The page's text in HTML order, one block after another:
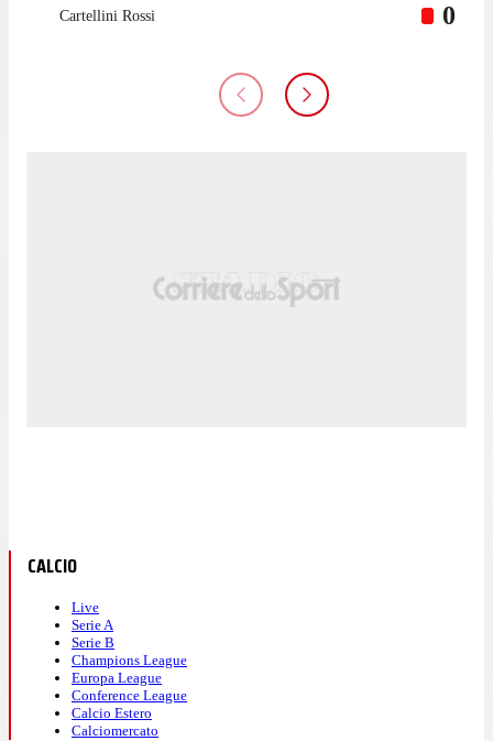
Cartellini Rossi 0
CALCIO
Live
Serie A
Serie B
Champions League
Europa League
Conference League
Calcio Estero
Calciomercato